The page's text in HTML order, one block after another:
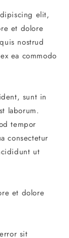
elit,
et dolore
nostrud
ea commodo
sunt in
laborum.
tempor
consectetur
ut
et dolore
sit